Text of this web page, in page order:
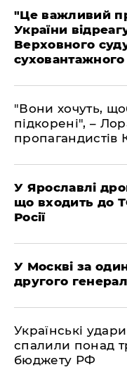
"Це важливий
України
Верховного
"Вони хочуть,
підкорені", –
пропагандистів
У Ярославлі
що входить до
Росії
​У Москві за
другого
​Українські
спалили понад
бюджету РФ